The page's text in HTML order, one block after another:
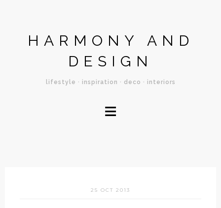
HARMONY AND
DESIGN
lifestyle · inspiration · deco · interiors
≡
25 OCT 2013